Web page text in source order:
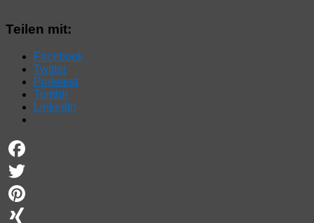
Teilen mit:
Facebook
Twitter
Pinterest
Tumblr
LinkedIn
Facebook
Twitter
Pinterest